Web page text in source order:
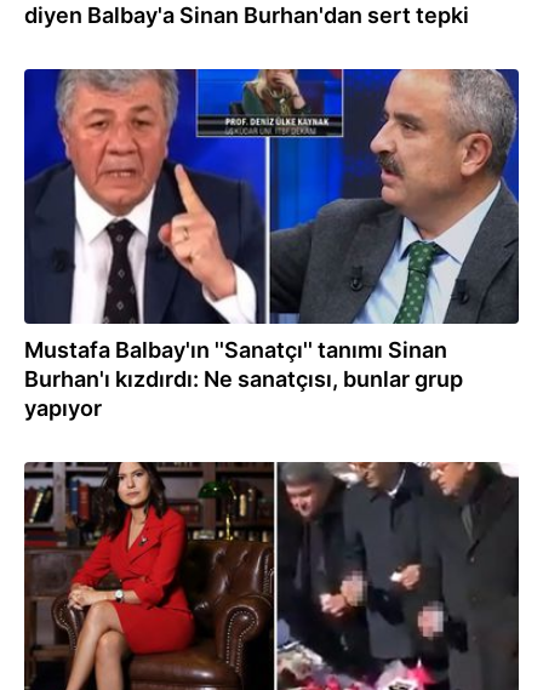
diyen Balbay'a Sinan Burhan'dan sert tepki
23.12.2025
Mustafa Balbay'ın ''Sanatçı'' tanımı Sinan
Burhan'ı kızdırdı: Ne sanatçısı, bunlar grup
yapıyor
20.12.2025